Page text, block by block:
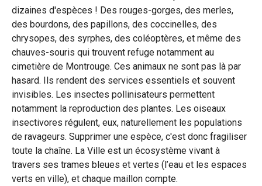
dizaines d'espèces ! Des rouges-gorges, des merles,
des bourdons, des papillons, des coccinelles, des
chrysopes, des syrphes, des coléoptères, et même des
chauves-souris qui trouvent refuge notamment au
cimetière de Montrouge. Ces animaux ne sont pas là par
hasard. Ils rendent des services essentiels et souvent
invisibles. Les insectes pollinisateurs permettent
notamment la reproduction des plantes. Les oiseaux
insectivores régulent, eux, naturellement les populations
de ravageurs. Supprimer une espèce, c'est donc fragiliser
toute la chaîne. La Ville est un écosystème vivant à
travers ses trames bleues et vertes (l’eau et les espaces
verts en ville), et chaque maillon compte.